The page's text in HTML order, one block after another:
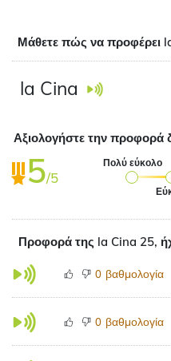
Μάθετε πώς να προφέρει
la Cina
Αξιολογήστε την προφορά
5/5
Πολύ εύκολο
Προφορά της la Cina 25,
0 βαθμολογία
0 βαθμολογία